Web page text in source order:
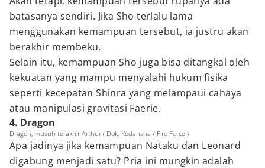
batasanya sendiri. Jika Sho terlalu lama
menggunakan kemampuan tersebut, ia justru akan
berakhir membeku.
Selain itu, kemampuan Sho juga bisa ditangkal oleh
kekuatan yang mampu menyalahi hukum fisika
seperti kecepatan Shinra yang melampaui cahaya
atau manipulasi gravitasi Faerie.
4. Dragon
Dragon, musuh terakhir Arthur ( Dok. Kodansha / Fire Force )
Apa jadinya jika kemampuan Nataku dan Leonard
digabung menjadi satu? Pria ini mungkin adalah